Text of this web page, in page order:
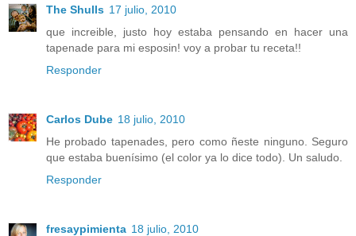
The Shulls 17 julio, 2010
que increible, justo hoy estaba pensando en hacer una
tapenade para mi esposin! voy a probar tu receta!!
Responder
Carlos Dube 18 julio, 2010
He probado tapenades, pero como ñeste ninguno. Seguro
que estaba buenísimo (el color ya lo dice todo). Un saludo.
Responder
fresaypimienta 18 julio, 2010